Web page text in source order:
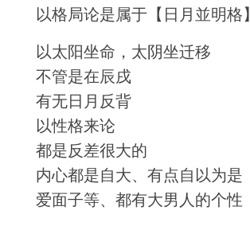
以格局论是属于【日月並明格】
以太阳坐命，太阴坐迁移
不管是在辰戌
有无日月反背
以性格来论
都是反差很大的
内心都是自大、有点自以为是
爱面子等、都有大男人的个性